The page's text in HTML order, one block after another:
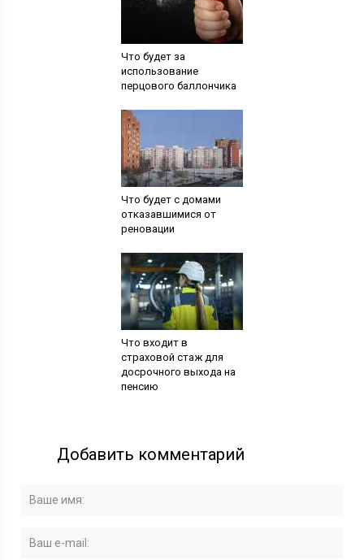
Что будет за
использование
перцового баллончика
Что будет с домами
отказавшимися от
реновации
Что входит в
страховой стаж для
досрочного выхода на
пенсию
Добавить комментарий